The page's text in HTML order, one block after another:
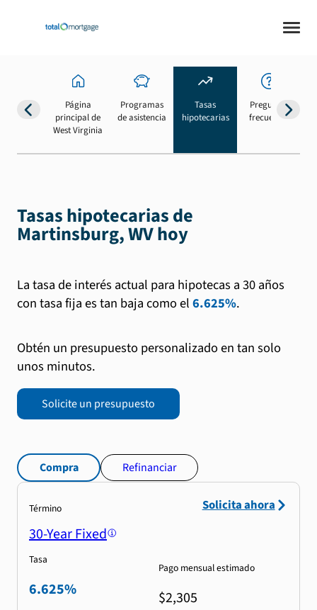
Página
principal de
West Virginia
Programas
de asistencia
Tasas
hipotecarias
Preguntas
frecuentes
Tasas hipotecarias de
Martinsburg, WV hoy
La tasa de interés actual para hipotecas a 30 años
con tasa fija es tan baja como el6.625%.
Obtén un presupuesto personalizado en tan solo
unos minutos.
Solicite un presupuesto
Compra Refinanciar
Término
30-Year Fixed
Tasa
6.625%
Pago mensual estimado
$2,305
Solicita ahora